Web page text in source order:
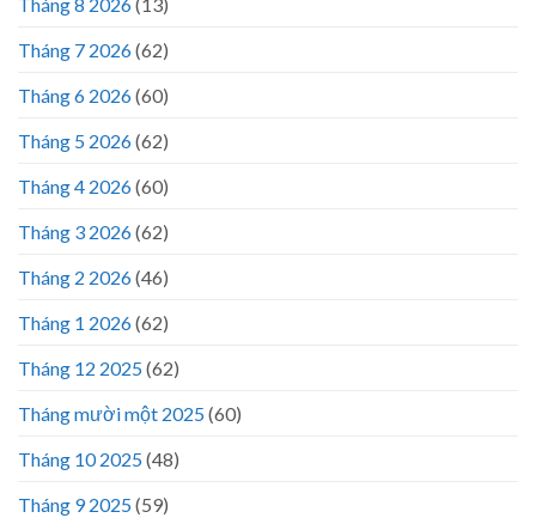
Tháng 8 2026(13)
Tháng 7 2026(62)
Tháng 6 2026(60)
Tháng 5 2026(62)
Tháng 4 2026(60)
Tháng 3 2026(62)
Tháng 2 2026(46)
Tháng 1 2026(62)
Tháng 12 2025(62)
Tháng mười một 2025(60)
Tháng 10 2025(48)
Tháng 9 2025(59)